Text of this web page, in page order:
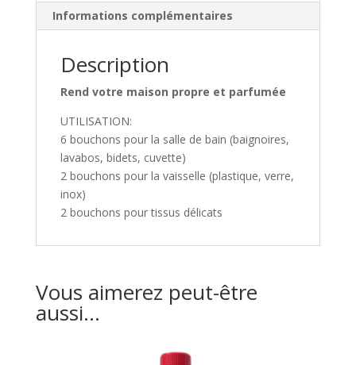
Informations complémentaires
Description
Rend votre maison propre et parfumée
UTILISATION:
6 bouchons pour la salle de bain (baignoires,
lavabos, bidets, cuvette)
2 bouchons pour la vaisselle (plastique, verre,
inox)
2 bouchons pour tissus délicats
Vous aimerez peut-être
aussi…